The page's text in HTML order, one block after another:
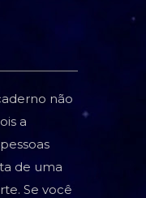
não
a
de uma
Se você